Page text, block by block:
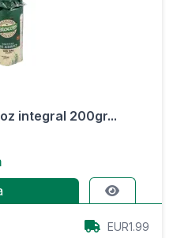
integral 200gr...
EUR1.99